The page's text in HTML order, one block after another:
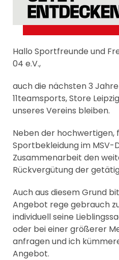
Hallo Sportfreunde und
04 e.V.,
auch die nächsten 3
11teamsports, Store
unseres Vereins bleiben.
Neben der hochwertigen,
Sportbekleidung im MSV-
Zusammenarbeit den
Rückvergütung der
Auch aus diesem Grund
Angebot rege gebrauch
individuell seine
oder bei einer größerer
anfragen und ich
Angebot.